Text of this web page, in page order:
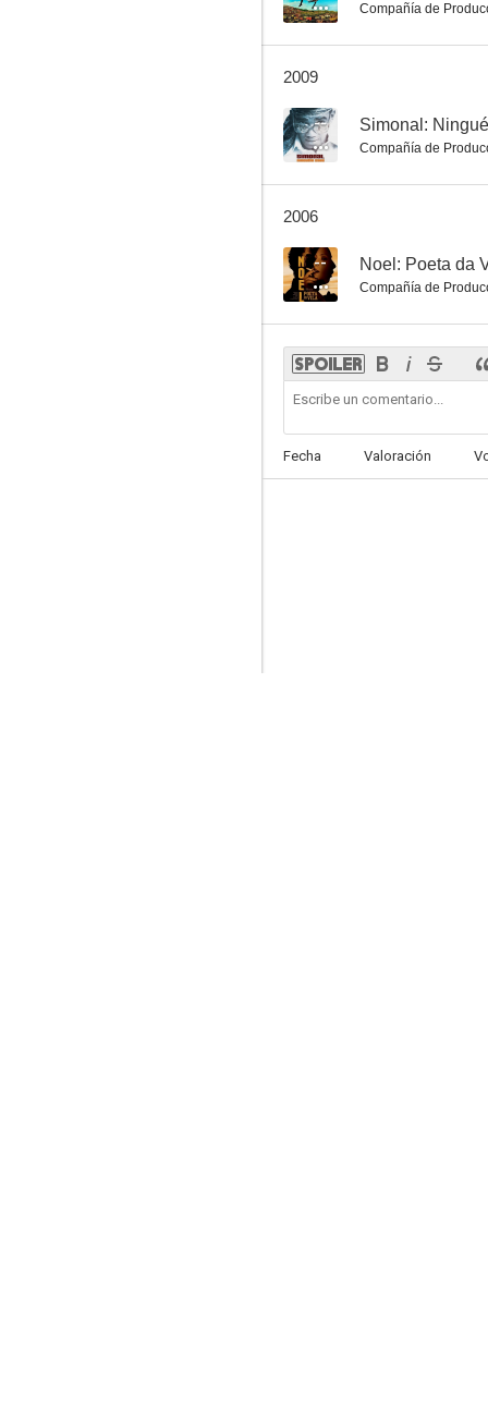
Compañía de
2009
-- Simonal:
Compañía de
2006
-- Noel: Poeta da
Compañía de
Fecha Valoración